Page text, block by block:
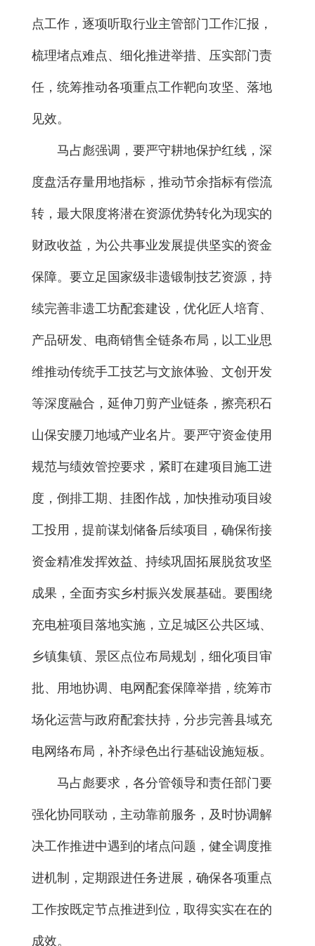
点工作，逐项听取行业主管部门工作汇报，
梳理堵点难点、细化推进举措、压实部门责
任，统筹推动各项重点工作靶向攻坚、落地
见效。
马占彪强调，要严守耕地保护红线，深
度盘活存量用地指标，推动节余指标有偿流
转，最大限度将潜在资源优势转化为现实的
财政收益，为公共事业发展提供坚实的资金
保障。要立足国家级非遗锻制技艺资源，持
续完善非遗工坊配套建设，优化匠人培育、
产品研发、电商销售全链条布局，以工业思
维推动传统手工技艺与文旅体验、文创开发
等深度融合，延伸刀剪产业链条，擦亮积石
山保安腰刀地域产业名片。要严守资金使用
规范与绩效管控要求，紧盯在建项目施工进
度，倒排工期、挂图作战，加快推动项目竣
工投用，提前谋划储备后续项目，确保衔接
资金精准发挥效益、持续巩固拓展脱贫攻坚
成果，全面夯实乡村振兴发展基础。要围绕
充电桩项目落地实施，立足城区公共区域、
乡镇集镇、景区点位布局规划，细化项目审
批、用地协调、电网配套保障举措，统筹市
场化运营与政府配套扶持，分步完善县域充
电网络布局，补齐绿色出行基础设施短板。
马占彪要求，各分管领导和责任部门要
强化协同联动，主动靠前服务，及时协调解
决工作推进中遇到的堵点问题，健全调度推
进机制，定期跟进任务进展，确保各项重点
工作按既定节点推进到位，取得实实在在的
成效。